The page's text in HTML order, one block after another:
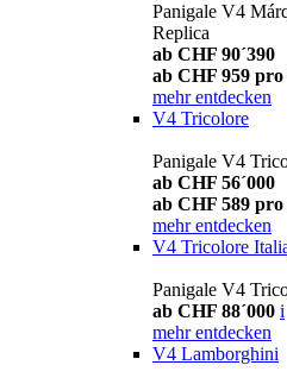
Panigale V4
Replica
ab CHF 90´390
ab CHF 959
mehr entdecken
V4 Tricolore
Panigale V4
ab CHF 56´000
ab CHF 589
mehr entdecken
V4 Tricolore
Panigale V4
ab CHF 88´000 i
mehr entdecken
V4 Lamborghini